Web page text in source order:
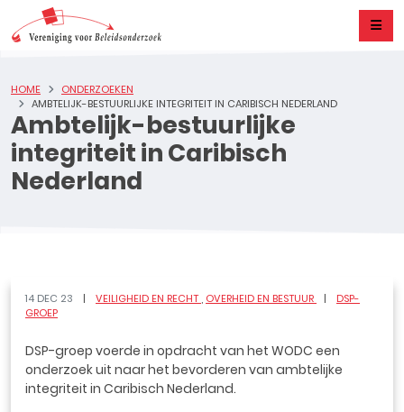
Ambtelijk-bestuurlijke
integriteit in Caribisch
Nederland
HOME
ONDERZOEKEN
AMBTELIJK-BESTUURLIJKE INTEGRITEIT IN CARIBISCH NEDERLAND
14 DEC 23 VEILIGHEID EN RECHT OVERHEID EN BESTUUR
DSP-
GROEP
DSP-groep voerde in opdracht van het WODC een
onderzoek uit naar het bevorderen van ambtelijke
integriteit in Caribisch Nederland.